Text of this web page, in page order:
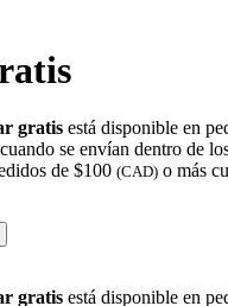
gratis está disponible en
se envían dentro de
de $100 (CAD) o más
gratis está disponible en